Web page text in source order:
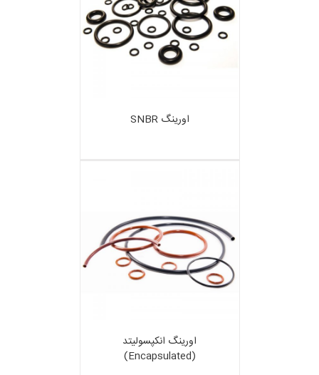
اورینگ SNBR
اورینگ انکپسولیتد
(Encapsulated)